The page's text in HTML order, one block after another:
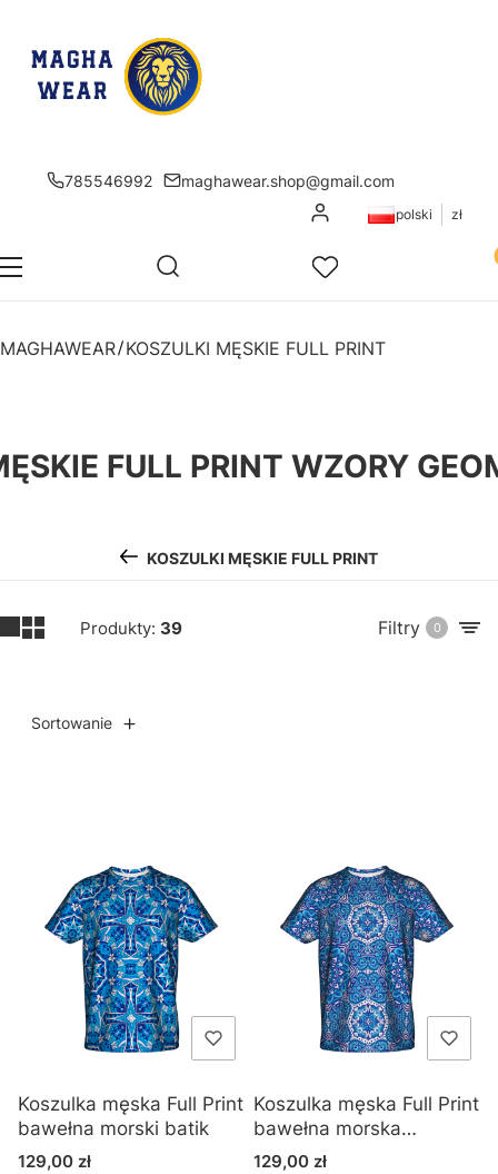
785546992
maghawear.shop@gmail.com
Zaloguj siępolski zł
Menu Otwórz wyszukiwarkę
Szukaj Ulubione
MAGHAWEAR KOSZULKI MĘSKIE FULL PRINT
FULL PRINT WZORY
KOSZULKI MĘSKIE FULL PRINT
Produkty: 39 Filtry 0
Sortowanie
Koszulka męska Full Print
bawełna morski batik
Cena
129,00 zł
Koszulka męska Full Print
bawełna morska
mandala
Cena
129,00 zł